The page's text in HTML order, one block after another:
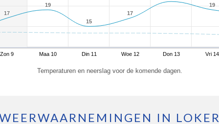
17
17
19
19
15
15
17
17
19
19
Zon 9 Maa 10 Din 11 Woe 12 Don 13 Vri 14
Temperaturen en neerslag voor de komende dagen.
IN LOKER